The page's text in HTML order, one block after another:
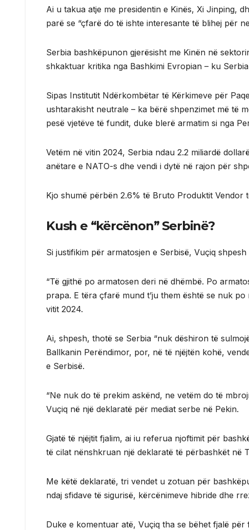
Ai u takua atje me presidentin e Kinës, Xi Jinping,
parë se “çfarë do të ishte interesante të blihej për
Serbia bashkëpunon gjerësisht me Kinën në
shkaktuar kritika nga Bashkimi Evropian – ku
Sipas Institutit Ndërkombëtar të Kërkimeve për
ushtarakisht neutrale – ka bërë shpenzimet më të
pesë vjetëve të fundit, duke blerë armatim si nga
Vetëm në vitin 2024, Serbia ndau 2.2 miliardë
anëtare e NATO-s dhe vendi i dytë në rajon për
Kjo shumë përbën 2.6% të Bruto Produktit Vendor
Kush e “kërcënon” Serbinë?
Si justifikim për armatosjen e Serbisë, Vuçiq
“Të gjithë po armatosen deri në dhëmbë. Po
prapa. E tëra çfarë mund t’ju them është se nuk
vitit 2024.
Ai, shpesh, thotë se Serbia “nuk dëshiron të
Ballkanin Perëndimor, por, në të njëjtën kohë,
e Serbisë.
“Ne nuk do të prekim askënd, ne vetëm do të
Vuçiq në një deklaratë për mediat serbe në Pekin.
Gjatë të njëjtit fjalim, ai iu referua njoftimit për
të cilat nënshkruan një deklaratë të përbashkët në
Me këtë deklaratë, tri vendet u zotuan për
ndaj sfidave të sigurisë, kërcënimeve hibride dhe
Duke e komentuar atë, Vuçiq tha se bëhet fjalë